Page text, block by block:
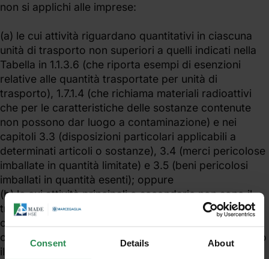
Consent Details About
non si applichi alle imprese:
(a) le cui attività riguardano quantitativi in ciascuna
unità di trasporto non superiori a quelli indicati nella
Tabella in 1.1.3.6 (che riporta esempi di esenzioni
relative alle quantità trasportate per unità di
trasporto), 1.7.1.4 (che richiama materiali radioattivi
che per le caratteristiche delle sostanze contenute
non possono dar luogo a contaminazione) e nei
capitoli 3.3 (disposizioni particolari applicabili a
determinati articoli o sostanze), 3.4 (merci pericolose
imballate in quantità limitate) e 3.5 (beni pericolosi
imballati in quantità esenti); oppure
(b) le cui attività principali o secondarie non sono il
trasporto o il relativo imballaggio, riempimento,
carico o scarico di merci pericolose ma che
occasionalmente coinvolgono il trasporto nazionale o
il relativo imballaggio, riempimento, carico o scarico